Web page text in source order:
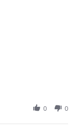
0 0